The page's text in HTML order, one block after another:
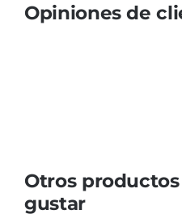
Opiniones de
Otros
gustar